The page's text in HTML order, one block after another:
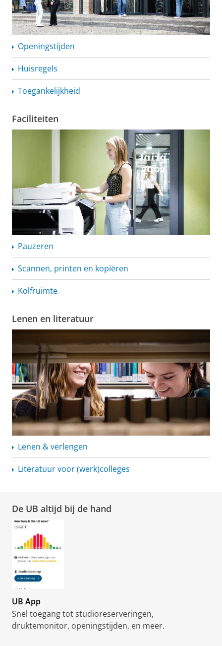
Openingstijden
Huisregels
Toegankelijkheid
Faciliteiten
Pauzeren
Scannen, printen en kopiëren
Kolfruimte
Lenen en literatuur
Lenen & verlengen
Literatuur voor (werk)colleges
De UB altijd bij de hand
UB App
Snel toegang tot studioreserveringen,
druktemonitor, openingstijden, en meer.